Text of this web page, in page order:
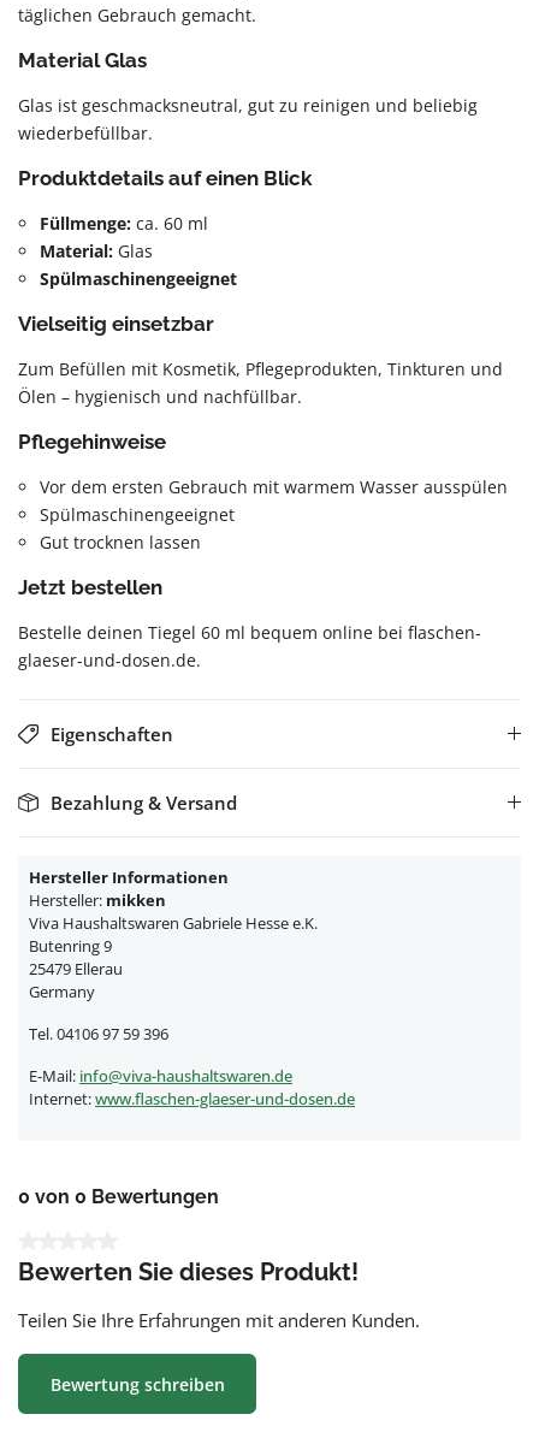
täglichen Gebrauch gemacht.
Material Glas
Glas ist geschmacksneutral, gut zu reinigen und beliebig
wiederbefüllbar.
Produktdetails auf einen Blick
Füllmenge: ca. 60 ml
Material: Glas
Spülmaschinengeeignet
Vielseitig einsetzbar
Zum Befüllen mit Kosmetik, Pflegeprodukten, Tinkturen und
Ölen – hygienisch und nachfüllbar.
Pflegehinweise
Vor dem ersten Gebrauch mit warmem Wasser ausspülen
Spülmaschinengeeignet
Gut trocknen lassen
Jetzt bestellen
Bestelle deinen Tiegel 60 ml bequem online bei flaschen-
glaeser-und-dosen.de.
Eigenschaften
Bezahlung & Versand
Hersteller Informationen
Hersteller: mikken
Viva Haushaltswaren Gabriele Hesse e.K.
Butenring 9
25479 Ellerau
Germany
Tel. 04106 97 59 396
E-Mail: info@viva-haushaltswaren.de
Internet:www.flaschen-glaeser-und-dosen.de
0 von 0 Bewertungen
Bewerten Sie dieses Produkt!
Teilen Sie Ihre Erfahrungen mit anderen Kunden.
Bewertung schreiben